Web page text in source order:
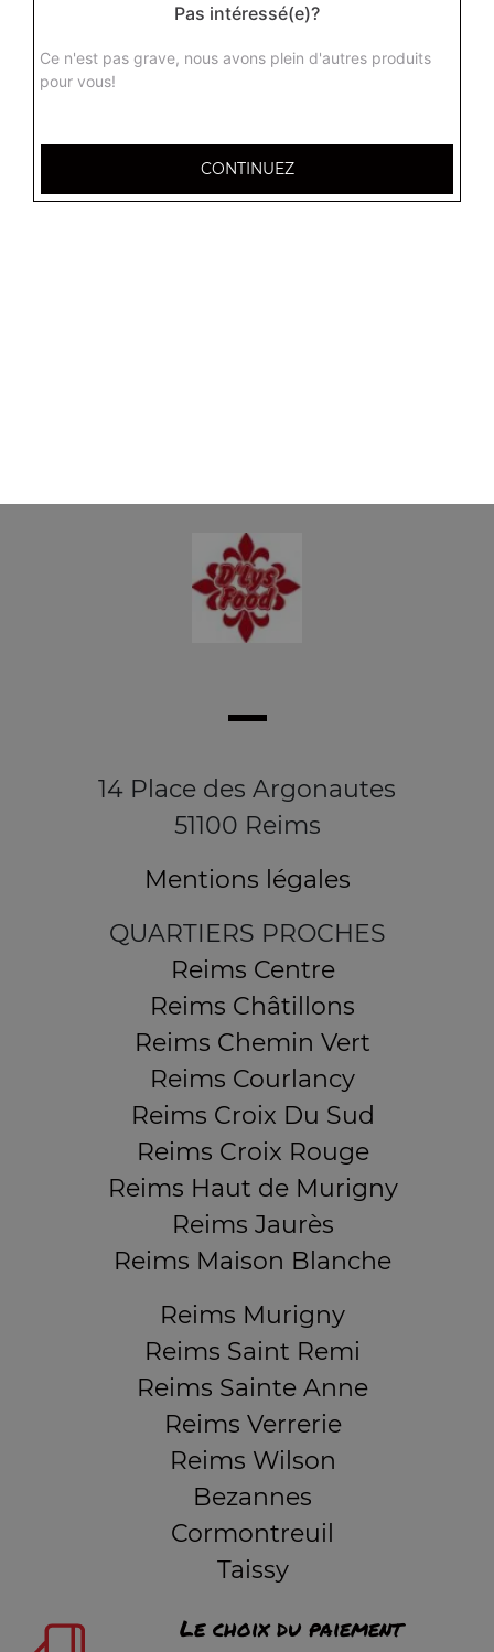
Panini saumon
14 Place des Argonautes
51100 Reims
Mentions légales
QUARTIERS PROCHES
Reims Centre
Reims Châtillons
Reims Chemin Vert
Reims Courlancy
Reims Croix Du Sud
Reims Croix Rouge
Reims Haut de Murigny
Reims Jaurès
Reims Maison Blanche
Reims Murigny
Reims Saint Remi
Reims Sainte Anne
Reims Verrerie
Reims Wilson
Bezannes
Cormontreuil
Taissy
Le choix du paiement
Pas intéressé(e)?
Ce n'est pas grave, nous avons plein d'autres produits
pour vous!
CONTINUEZ